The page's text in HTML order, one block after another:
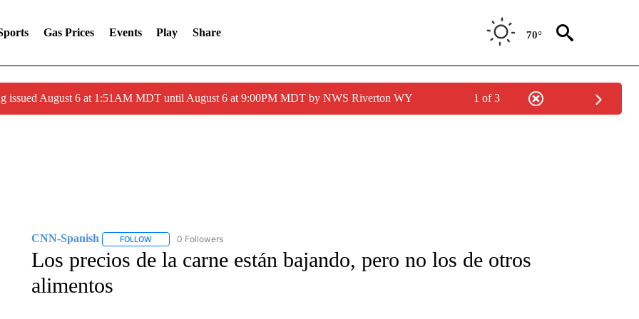
Gas Prices Events Play Share 70°
issued August 6 at 1:51AM MDT until August 6 at 9:00PM MDT by NWS Riverton WY 1 of 3
CNN-Spanish FOLLOWFOLLOW "CNN-SPANISH" TO RECEIVE NOTIFICATIONS ABOUT NEW PAGES ON "CNN-SPANISH".
0 Followers
Los precios de la carne están bajando, pero no los de otros
alimentos